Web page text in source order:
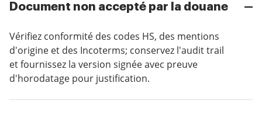
Document non accepté par la douane
Vérifiez conformité des codes HS, des mentions
d'origine et des Incoterms; conservez l'audit trail
et fournissez la version signée avec preuve
d'horodatage pour justification.